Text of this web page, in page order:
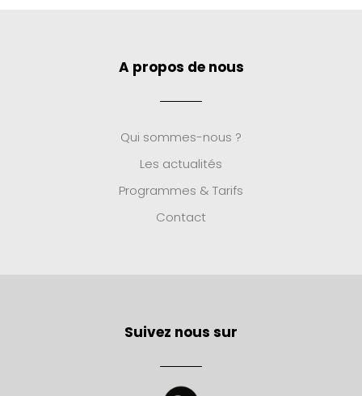
A propos de nous
Qui sommes-nous ?
Les actualités
Programmes & Tarifs
Contact
Suivez nous sur